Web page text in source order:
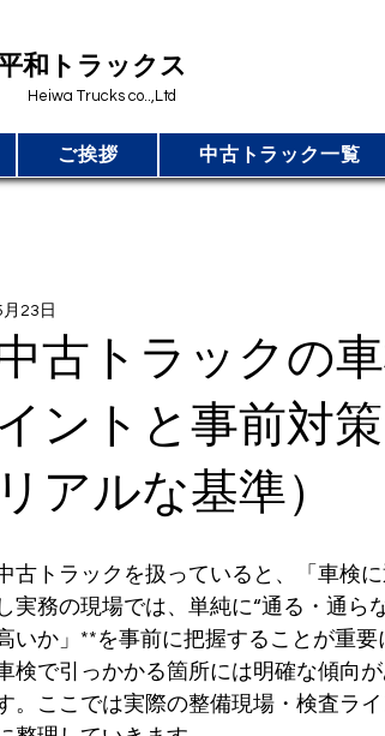
和トラックス
Heiwa Trucks co..,Ltd
ご挨拶 中古トラック一覧
古トラックの
ントと事前対
リアルな基準）
月23日
古トラックを扱っていると、「車検
し実務の現場では、単純に“通る・通
いか」**を事前に把握することが重要
検で引っかかる箇所には明確な傾向
。ここでは実際の整備現場・検査ラ